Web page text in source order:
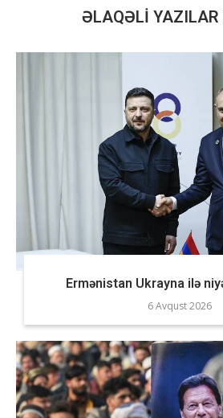
ƏLAQƏLI YAZILAR
Ermənistan Ukrayna ilə
6 Avqust 2026